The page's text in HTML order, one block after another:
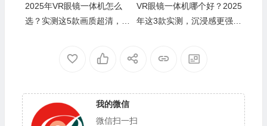
2025年VR眼镜一体机怎么
选？实测这5款画质超清，沉
VR眼镜一体机哪个好？2025
年这3款实测，沉浸感更强，
我的微信
微信扫一扫